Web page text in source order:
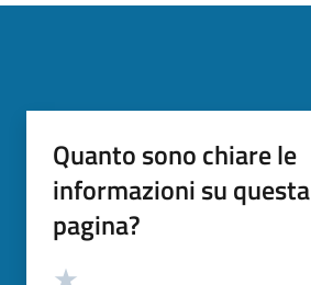
Quanto sono chiare le
informazioni su questa
pagina?
Valutazione